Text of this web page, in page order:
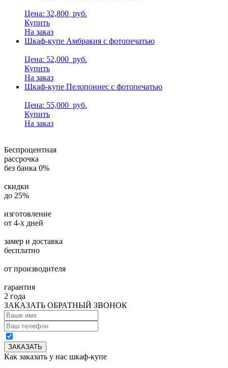
Цена: 32,800 руб.
Купить
На заказ
Шкаф-купе Амбракия с фотопечатью
Цена: 52,000 руб.
Купить
На заказ
Шкаф-купе Пелопоннес с фотопечатью
Цена: 55,000 руб.
Купить
На заказ
Беспроцентная
рассрочка
без банка 0%
скидки
до 25%
изготовление
от 4-х дней
замер и доставка
бесплатно
от производителя
гарантия
2 года
ЗАКАЗАТЬ ОБРАТНЫЙ ЗВОНОК
Как заказать у нас шкаф-купе